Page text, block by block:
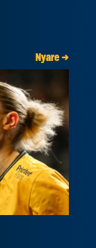
Nyare →